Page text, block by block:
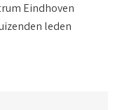
Eindhoven
leden